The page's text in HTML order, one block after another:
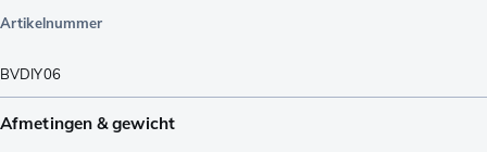
Artikelnummer
BVDIY06
Afmetingen & gewicht